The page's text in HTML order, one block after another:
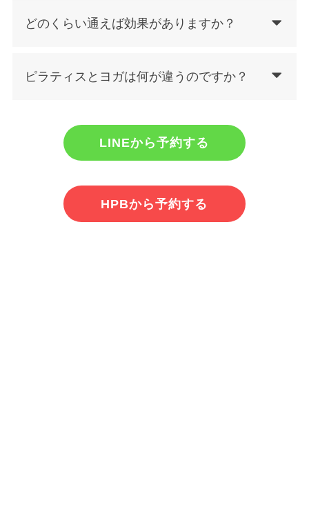
どのくらい通えば効果がありますか？
ピラティスとヨガは何が違うのですか？
LINEから予約する
HPBから予約する